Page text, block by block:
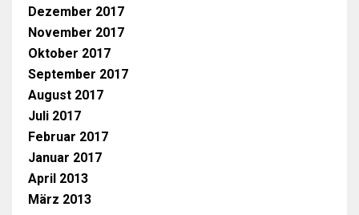
Dezember 2017
November 2017
Oktober 2017
September 2017
August 2017
Juli 2017
Februar 2017
Januar 2017
April 2013
März 2013